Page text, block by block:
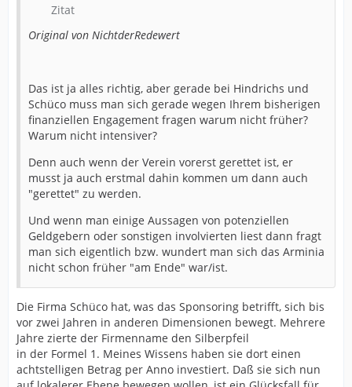
Zitat
Original von NichtderRedewert
Das ist ja alles richtig, aber gerade bei Hindrichs und
Schüco muss man sich gerade wegen Ihrem bisherigen
finanziellen Engagement fragen warum nicht früher?
Warum nicht intensiver?
Denn auch wenn der Verein vorerst gerettet ist, er
musst ja auch erstmal dahin kommen um dann auch
"gerettet" zu werden.
Und wenn man einige Aussagen von potenziellen
Geldgebern oder sonstigen involvierten liest dann fragt
man sich eigentlich bzw. wundert man sich das Arminia
nicht schon früher "am Ende" war/ist.
Die Firma Schüco hat, was das Sponsoring betrifft, sich bis
vor zwei Jahren in anderen Dimensionen bewegt. Mehrere
Jahre zierte der Firmenname den Silberpfeil
in der Formel 1. Meines Wissens haben sie dort einen
achtstelligen Betrag per Anno investiert. Daß sie sich nun